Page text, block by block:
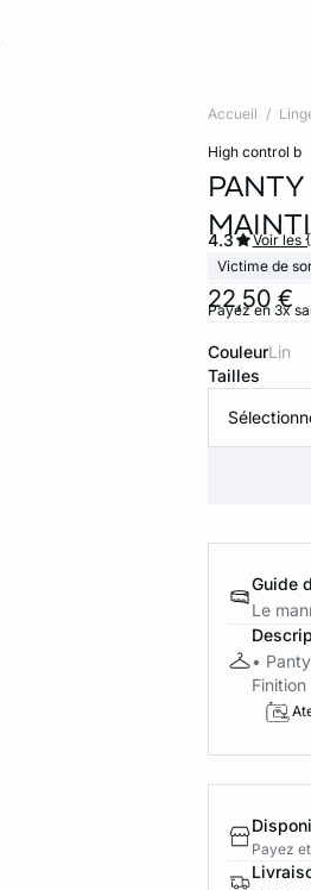
Accueil
high control b
22,50 €
4.3
Voir les
Victime de
Payez en 3x
Couleur lin
Tailles
Guide
Le
•
Payez